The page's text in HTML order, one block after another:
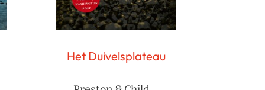
Het Duivelsplateau